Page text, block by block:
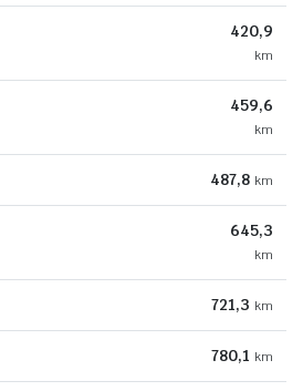
420,9
km
459,6
km
487,8 km
645,3
km
721,3 km
780,1 km